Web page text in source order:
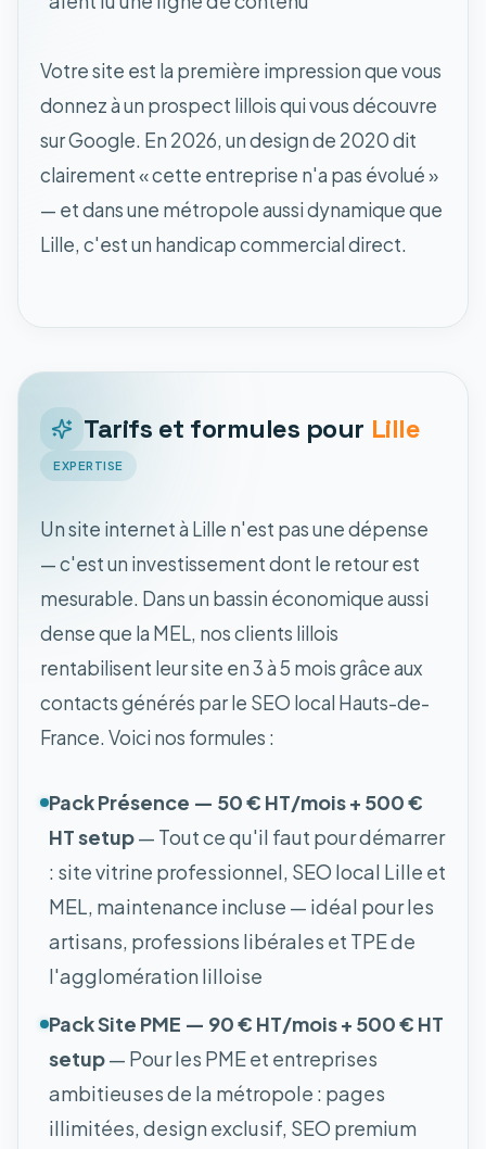
Votre site est la première impression que vous
donnez à un prospect lillois qui vous découvre
sur Google. En 2026, un design de 2020 dit
clairement « cette entreprise n'a pas évolué »
— et dans une métropole aussi dynamique que
Lille, c'est un handicap commercial direct.
Tarifs et formules pour Lille
EXPERTISE
Un site internet à Lille n'est pas une dépense
— c'est un investissement dont le retour est
mesurable. Dans un bassin économique aussi
dense que la MEL, nos clients lillois
rentabilisent leur site en 3 à 5 mois grâce aux
contacts générés par le SEO local Hauts-de-
France. Voici nos formules :
Pack Présence — 50 € HT/mois + 500 €
HT setup— Tout ce qu'il faut pour démarrer
: site vitrine professionnel, SEO local Lille et
MEL, maintenance incluse — idéal pour les
artisans, professions libérales et TPE de
l'agglomération lilloise
Pack Site PME — 90 € HT/mois + 500 € HT
setup— Pour les PME et entreprises
ambitieuses de la métropole : pages
illimitées, design exclusif, SEO premium